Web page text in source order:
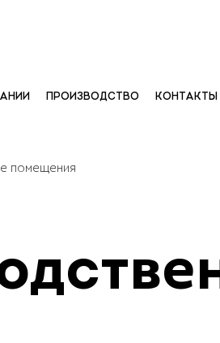
ПРОИЗВОДСТВО КОНТАКТЫ
помещения